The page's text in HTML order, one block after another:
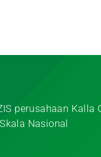
perusahaan Kalla
Nasional